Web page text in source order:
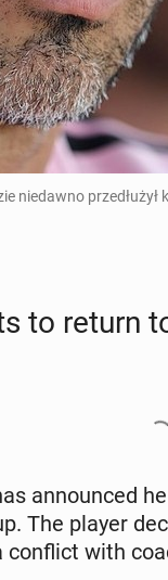
niedawno
to return
an­nounced
The player
with